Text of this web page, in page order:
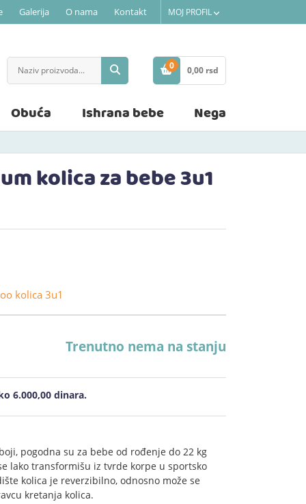
Galerija O nama Kontakt MOJ PROFIL
0
STAVKE
0,00 rsd
Obuća Ishrana bebe Nega
kolica za bebe 3u1
kolica 3u1
Trenutno nema na stanju
6.000,00 dinara.
pogodna su za bebe od rođenje do 22 kg
lako transformišu iz tvrde korpe u sportsko
kolica je reverzibilno, odnosno može se
kretanja kolica.